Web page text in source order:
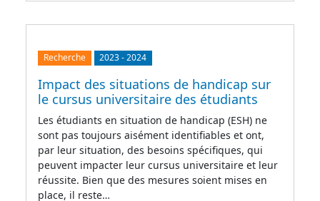
Recherche 2023-2024
Impact des situations de handicap sur
le cursus universitaire des étudiants
Les étudiants en situation de handicap (ESH) ne
sont pas toujours aisément identifiables et ont,
par leur situation, des besoins spécifiques, qui
peuvent impacter leur cursus universitaire et leur
réussite. Bien que des mesures soient mises en
place, il reste…